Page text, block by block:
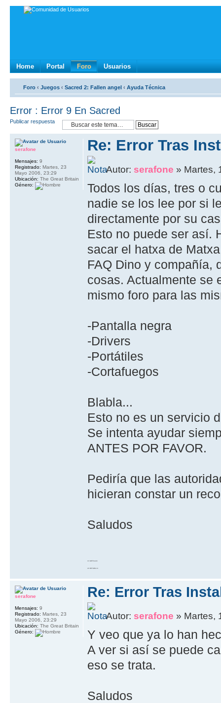
Home Portal Foro Usuarios
Foro ‹ Juegos ‹ Sacred 2: Fallen angel ‹ Ayuda Técnica
Error : Error 9 En Sacred
Publicar respuesta
Re: Error Tras
Autor: serafone » Martes,
Todos los días, tres o
nadie se los lee por si
directamente por su
Esto no puede ser así.
sacar el hatxa de
FAQ Dino y compañía,
cosas. Actualmente se
mismo foro para las
-Pantalla negra
-Drivers
-Portátiles
-Cortafuegos
Blabla...
Esto no es un servicio
Se intenta ayudar
ANTES POR FAVOR.
Pediría que las
hicieran constar un
Saludos
10 GOTO work
20 RETURN 10
serafone
Mensajes: 9
Registrado: Martes, 23
Mayo 2006, 23:29
Ubicación: The Great Britain
Género:
Re: Error Tras
Autor: serafone » Martes,
Y veo que ya lo han
A ver si así se puede
eso se trata.
Saludos
serafone
Mensajes: 9
Registrado: Martes, 23
Mayo 2006, 23:29
Ubicación: The Great Britain
Género: